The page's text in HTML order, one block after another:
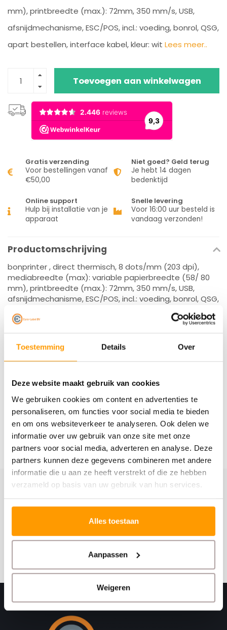
Toestemming Details Over
Deze website maakt gebruik van cookies
We gebruiken cookies om content en advertenties te
personaliseren, om functies voor social media te bieden
en om ons websiteverkeer te analyseren. Ook delen we
informatie over uw gebruik van onze site met onze
partners voor social media, adverteren en analyse. Deze
partners kunnen deze gegevens combineren met andere
informatie die u aan ze heeft verstrekt of die ze hebben
verzameld op basis van uw gebruik van hun services.
Alles toestaan
Aanpassen
Weigeren
mm), printbreedte (max.): 72mm, 350 mm/s, USB,
afsnijdmechanisme, ESC/POS, incl.: voeding, bonrol, QSG,
apart bestellen, interface kabel, kleur: wit Lees meer..
Toevoegen aan winkelwagen
Gratis verzending
Voor bestellingen vanaf
€50,00
Niet goed? Geld terug
Je hebt 14 dagen
bedenktijd
Online support
Hulp bij installatie van je
apparaat
Snelle levering
Voor 16:00 uur besteld is
vandaag verzonden!
Productomschrijving
bonprinter , direct thermisch, 8 dots/mm (203 dpi),
mediabreedte (max): variable papierbreedte (58/ 80
mm), printbreedte (max.): 72mm, 350 mm/s, USB,
afsnijdmechanisme, ESC/POS, incl.: voeding, bonrol, QSG,
Specificaties
Reviews
Gerelateerde producten
Schrijf je hier in voor onze nieuwsbrief
kortingscodes